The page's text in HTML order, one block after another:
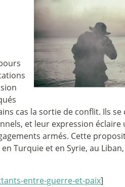
cas la sortie de conflit. Ils
et leur expression
armés. Cette
et en Syrie, au Liban,
entre-guerre-et-paix]